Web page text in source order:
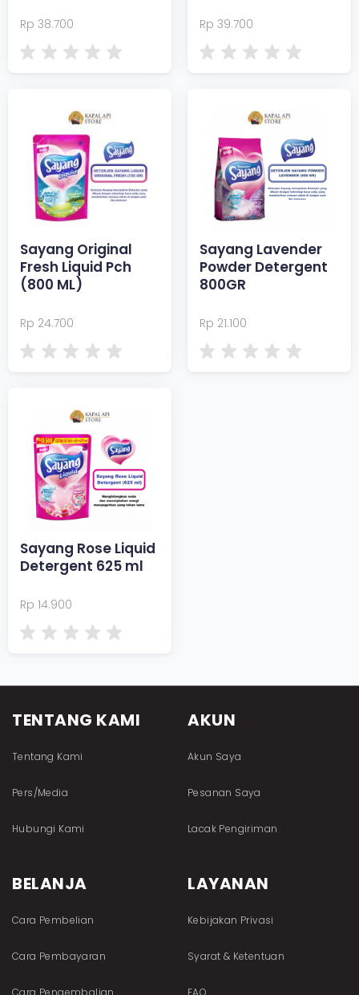
Rp 38.700 Rp 39.700
Sayang Original
Fresh Liquid Pch
(800 ML)
Rp 24.700
Sayang Lavender
Powder Detergent
800GR
Rp 21.100
Sayang Rose Liquid
Detergent 625 ml
Rp 14.900
TENTANG KAMI
Tentang Kami
Pers/Media
Hubungi Kami
AKUN
Akun Saya
Pesanan Saya
Lacak Pengiriman
BELANJA
Cara Pembelian
Cara Pembayaran
LAYANAN
Kebijakan Privasi
Syarat & Ketentuan